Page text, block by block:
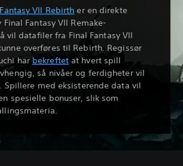
VII Rebirth er en direkte
Fantasy VII Remake-
vil datafiler fra Final Fantasy VII
overføres til Rebirth. Regissør
harbekreftetat hvert spill
så nivåer og ferdigheter vil
Spillere med eksisterende data vil
spesielle bonuser, slik som